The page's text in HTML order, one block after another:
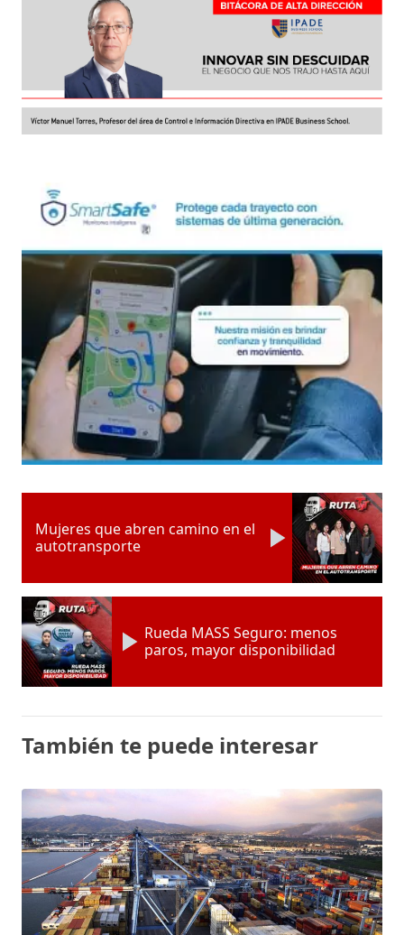
Mujeres que abren camino en el
autotransporte
Rueda MASS Seguro: menos
paros, mayor disponibilidad
También te puede interesar